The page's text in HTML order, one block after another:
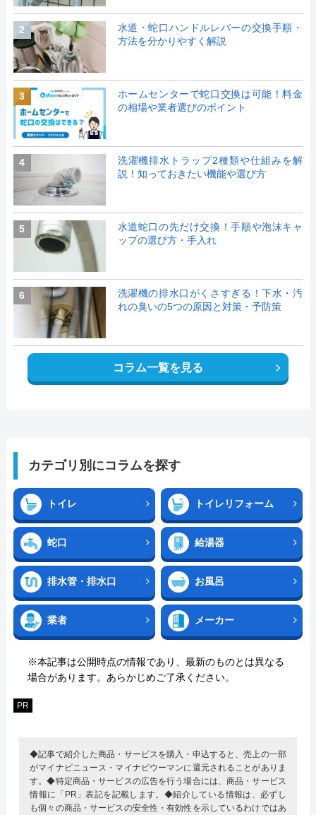
2
水道・蛇口ハンドルレバーの交換手順・
方法を分かりやすく解説
3
ホームセンターで蛇口交換は可能！料金
の相場や業者選びのポイント
4
洗濯機排水トラップ2種類や仕組みを解
説！知っておきたい機能や選び方
5
水道蛇口の先だけ交換！手順や泡沫キャ
ップの選び方・手入れ
6
洗濯機の排水口がくさすぎる！下水・汚
れの臭いの5つの原因と対策・予防策
コラム一覧を見る
カテゴリ別にコラムを探す
トイレ トイレリフォーム
蛇口 給湯器
排水管・排水口 お風呂
業者 メーカー
※本記事は公開時点の情報であり、最新のものとは異なる
場合があります。あらかじめご了承ください。
PR
◆記事で紹介した商品・サービスを購入・申込すると、売上の一部
がマイナビニュース・マイナビウーマンに還元されることがありま
す。◆特定商品・サービスの広告を行う場合には、商品・サービス
情報に「PR」表記を記載します。◆紹介している情報は、必ずし
も個々の商品・サービスの安全性・有効性を示しているわけではあ